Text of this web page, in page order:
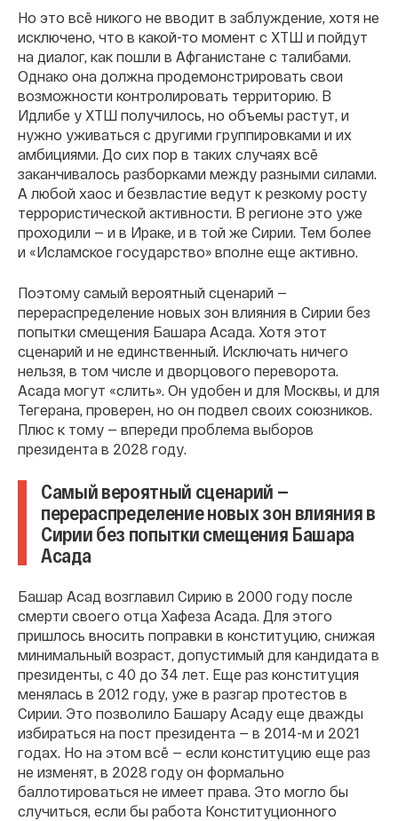
Но это всё никого не вводит в заблуждение, хотя не
исключено, что в какой-то момент с ХТШ и пойдут
на диалог, как пошли в Афганистане с талибами.
Однако она должна продемонстрировать свои
возможности контролировать территорию. В
Идлибе у ХТШ получилось, но объемы растут, и
нужно уживаться с другими группировками и их
амбициями. До сих пор в таких случаях всё
заканчивалось разборками между разными силами.
А любой хаос и безвластие ведут к резкому росту
террористической активности. В регионе это уже
проходили — и в Ираке, и в той же Сирии. Тем более
и «Исламское государство» вполне еще активно.
Поэтому самый вероятный сценарий —
перераспределение новых зон влияния в Сирии без
попытки смещения Башара Асада. Хотя этот
сценарий и не единственный. Исключать ничего
нельзя, в том числе и дворцового переворота.
Асада могут «слить». Он удобен и для Москвы, и для
Тегерана, проверен, но он подвел своих союзников.
Плюс к тому — впереди проблема выборов
президента в 2028 году.
Самый вероятный сценарий —
перераспределение новых зон влияния в
Сирии без попытки смещения Башара
Асада
Башар Асад возглавил Сирию в 2000 году после
смерти своего отца Хафеза Асада. Для этого
пришлось вносить поправки в конституцию, снижая
минимальный возраст, допустимый для кандидата в
президенты, с 40 до 34 лет. Еще раз конституция
менялась в 2012 году, уже в разгар протестов в
Сирии. Это позволило Башару Асаду еще дважды
избираться на пост президента — в 2014-м и 2021
годах. Но на этом всё — если конституцию еще раз
не изменят, в 2028 году он формально
баллотироваться не имеет права. Это могло бы
случиться, если бы работа Конституционного